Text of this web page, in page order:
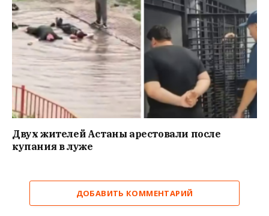
Двух жителей Астаны арестовали после
купания в луже
ДОБАВИТЬ КОММЕНТАРИЙ